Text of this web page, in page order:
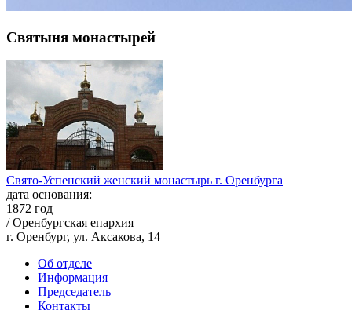
Святыня монастырей
Свято-Успенский женский монастырь г. Оренбурга
дата основания:
1872 год
/ Оренбургская епархия
г. Оренбург, ул. Аксакова, 14
Об отделе
Информация
Председатель
Контакты